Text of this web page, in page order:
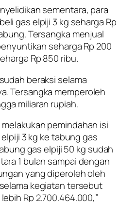
sementara, para
gas elpiji 3 kg seharga Rp
Tersangka menjual
seharga Rp 200
Rp 850 ribu.
beraksi selama
Tersangka memperoleh
miliaran rupiah.
melakukan pemindahan isi
3 kg ke tabung gas
gas elpiji 50 kg sudah
1 bulan sampai dengan
yang diperoleh oleh
kegiatan tersebut
Rp 2.700.464.000,”